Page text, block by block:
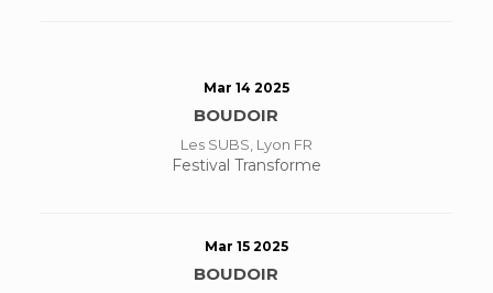
Mar 14 2025
BOUDOIR
Les SUBS, Lyon FR
Festival Transforme
Mar 15 2025
BOUDOIR